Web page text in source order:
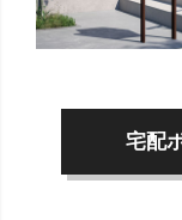
宅配